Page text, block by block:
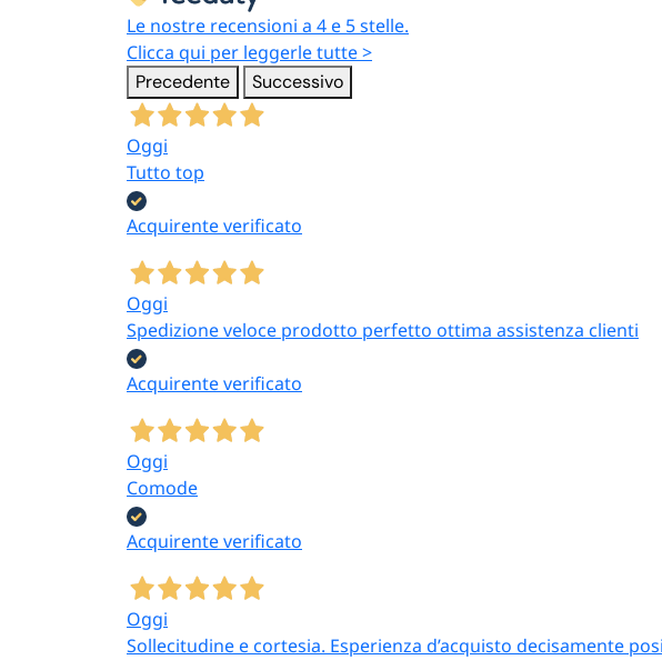
Le nostre recensioni a 4 e 5 stelle.
Clicca qui per leggerle tutte >
Precedente Successivo
Oggi
Tutto top
Acquirente verificato
Oggi
Spedizione veloce prodotto perfetto ottima assistenza clienti
Acquirente verificato
Oggi
Comode
Acquirente verificato
Oggi
Sollecitudine e cortesia. Esperienza d’acquisto decisamente